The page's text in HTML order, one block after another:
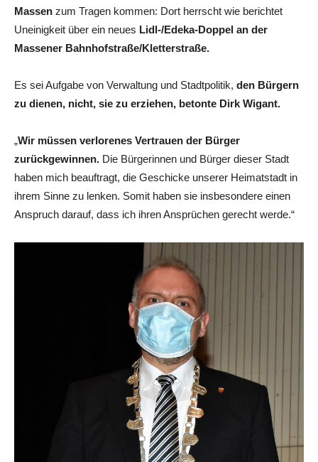
Massen zum Tragen kommen: Dort herrscht wie berichtet
Uneinigkeit über ein neues Lidl-/Edeka-Doppel an der
Massener Bahnhofstraße/Kletterstraße.
Es sei Aufgabe von Verwaltung und Stadtpolitik, den Bürgern
zu dienen, nicht, sie zu erziehen, betonte Dirk Wigant.
„Wir müssen verlorenes Vertrauen der Bürger
zurückgewinnen. Die Bürgerinnen und Bürger dieser Stadt
haben mich beauftragt, die Geschicke unserer Heimatstadt in
ihrem Sinne zu lenken. Somit haben sie insbesondere einen
Anspruch darauf, dass ich ihren Ansprüchen gerecht werde.“